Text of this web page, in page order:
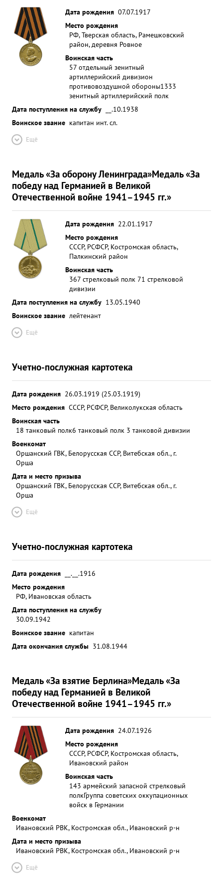
Дата рождения 07.07.1917
Место рождения
РФ, Тверская область, Рамешковский
район, деревня Ровное
Воинская часть
57 отдельный зенитный
артиллерийский дивизион
противовоздушной обороны1333
зенитный артиллерийский полк
Дата поступления на службу
__.10.1938
Воинское звание капитан инт. сл.
Ещё
Медаль «За оборону Ленинграда»Медаль «За
победу над Германией в Великой
Отечественной войне 1941–1945 гг.»
Дата рождения 22.01.1917
Место рождения
СССР, РСФСР, Костромская область,
Палкинский район
Воинская часть
367 стрелковый полк 71 стрелковой
дивизии
Дата поступления на службу 13.05.1940
Воинское звание лейтенант
Ещё
Учетно-послужная картотека
Дата рождения 26.03.1919 (25.03.1919)
Место рождения СССР, РСФСР, Великолукская область
Воинская часть
18 танковый полк6 танковый полк 3 танковой дивизии
Военкомат
Оршанский ГВК, Белорусская ССР, Витебская обл., г.
Орша
Дата и место призыва
Оршанский ГВК, Белорусская ССР, Витебская обл., г.
Орша
Ещё
Учетно-послужная картотека
Дата рождения
__.__.1916
Место рождения
РФ, Ивановская область
Дата поступления на службу
30.09.1942
Воинское звание капитан
Дата окончания службы 31.08.1944
Медаль «За взятие Берлина»Медаль «За
победу над Германией в Великой
Отечественной войне 1941–1945 гг.»
Дата рождения 24.07.1926
Место рождения
СССР, РСФСР, Костромская область,
Ивановский район
Воинская часть
143 армейский запасной стрелковый
полкГруппа советских оккупационных
войск в Германии
Военкомат
Ивановский РВК, Костромская обл., Ивановский р-н
Дата и место призыва
Ивановский РВК, Костромская обл., Ивановский р-н
Ещё